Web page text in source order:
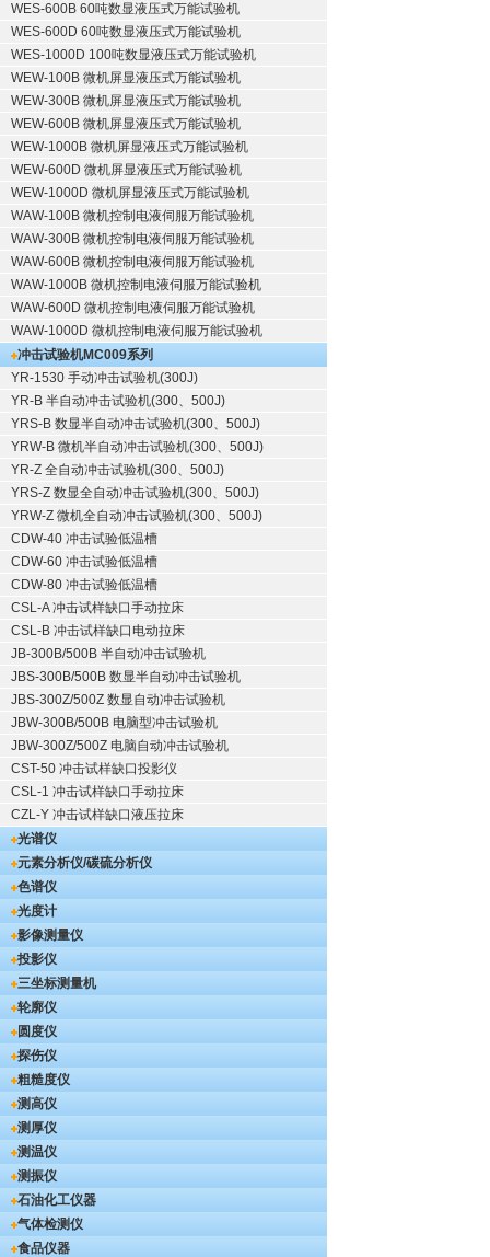
WES-600B 60吨数显液压式万能试验机
WES-600D 60吨数显液压式万能试验机
WES-1000D 100吨数显液压式万能试验机
WEW-100B 微机屏显液压式万能试验机
WEW-300B 微机屏显液压式万能试验机
WEW-600B 微机屏显液压式万能试验机
WEW-1000B 微机屏显液压式万能试验机
WEW-600D 微机屏显液压式万能试验机
WEW-1000D 微机屏显液压式万能试验机
WAW-100B 微机控制电液伺服万能试验机
WAW-300B 微机控制电液伺服万能试验机
WAW-600B 微机控制电液伺服万能试验机
WAW-1000B 微机控制电液伺服万能试验机
WAW-600D 微机控制电液伺服万能试验机
WAW-1000D 微机控制电液伺服万能试验机
冲击试验机MC009系列
YR-1530 手动冲击试验机(300J)
YR-B 半自动冲击试验机(300、500J)
YRS-B 数显半自动冲击试验机(300、500J)
YRW-B 微机半自动冲击试验机(300、500J)
YR-Z 全自动冲击试验机(300、500J)
YRS-Z 数显全自动冲击试验机(300、500J)
YRW-Z 微机全自动冲击试验机(300、500J)
CDW-40 冲击试验低温槽
CDW-60 冲击试验低温槽
CDW-80 冲击试验低温槽
CSL-A 冲击试样缺口手动拉床
CSL-B 冲击试样缺口电动拉床
JB-300B/500B 半自动冲击试验机
JBS-300B/500B 数显半自动冲击试验机
JBS-300Z/500Z 数显自动冲击试验机
JBW-300B/500B 电脑型冲击试验机
JBW-300Z/500Z 电脑自动冲击试验机
CST-50 冲击试样缺口投影仪
CSL-1 冲击试样缺口手动拉床
CZL-Y 冲击试样缺口液压拉床
光谱仪
元素分析仪/碳硫分析仪
色谱仪
光度计
影像测量仪
投影仪
三坐标测量机
轮廓仪
圆度仪
探伤仪
粗糙度仪
测高仪
测厚仪
测温仪
测振仪
石油化工仪器
气体检测仪
食品仪器